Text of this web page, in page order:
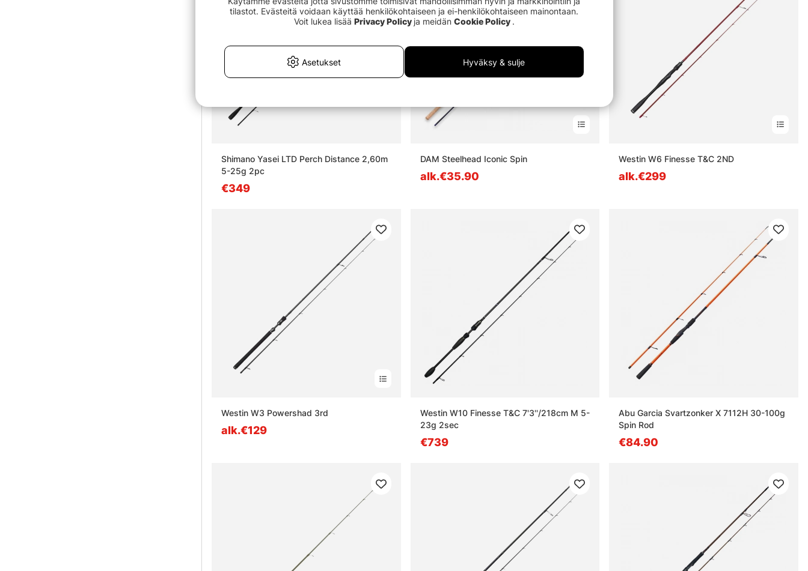
Shimano Yasei LTD Perch Distance 2,60m
5-25g 2pc
€349
DAM Steelhead Iconic Spin
alk.€35.90
Westin W6 Finesse T&C 2ND
alk.€299
Westin W3 Powershad 3rd
alk.€129
Westin W10 Finesse T&C 7'3''/218cm M 5-
23g 2sec
€739
Abu Garcia Svartzonker X 7112H 30-100g
Spin Rod
€84.90
tilastot. Evästeitä voidaan käyttää henkilökohtaiseen ja ei-henkilökohtaiseen mainontaan.
Voit lukea lisää Privacy Policy ja meidän Cookie Policy .
Asetukset Hyväksy & sulje